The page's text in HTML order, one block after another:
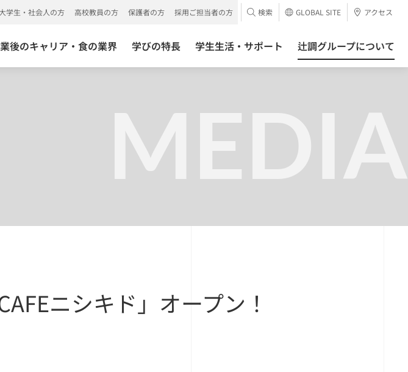
後のキャリア・食の業界 学びの特長 学生生活・サポート 辻調グループについて
大学生・社会人の方 高校教員の方 保護者の方 採用ご担当者の方 検索 GLOBAL SITE アクセス
MEDIA
ニシキド」オープン！